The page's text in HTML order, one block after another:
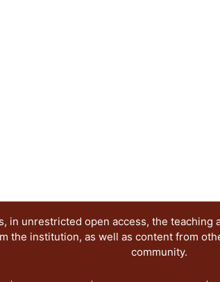
in unrestricted open access, the teaching
the institution, as well as content from
community.